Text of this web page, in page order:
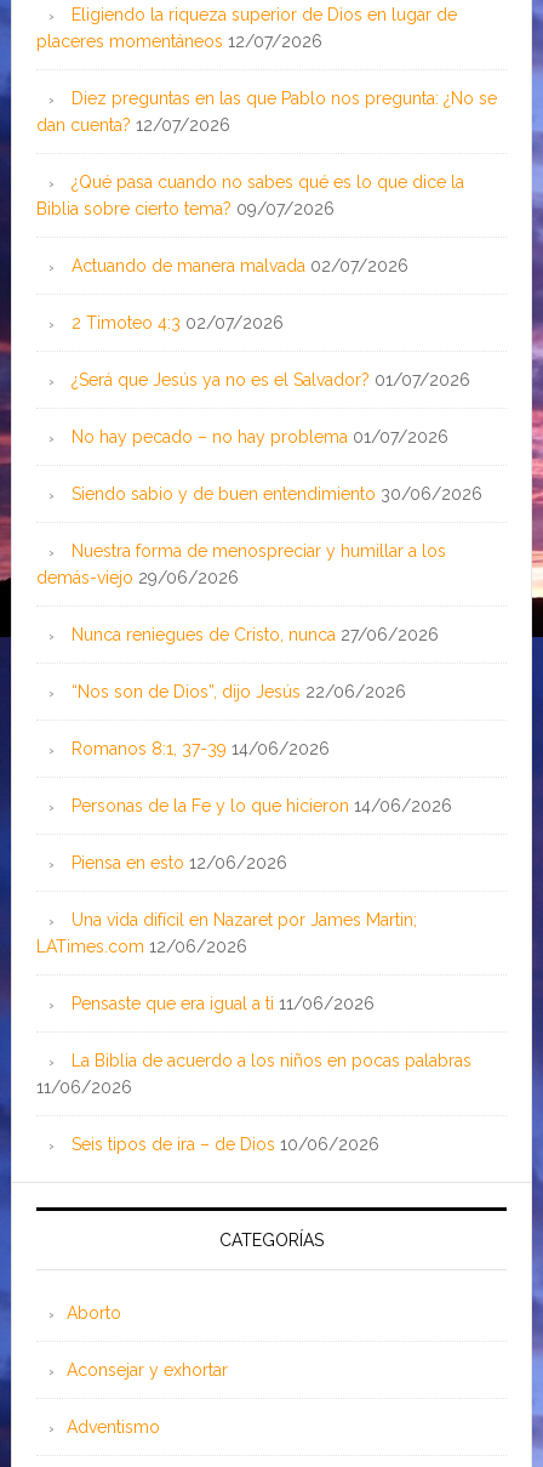
Eligiendo la riqueza superior de Dios en lugar de
placeres momentáneos 12/07/2026
Diez preguntas en las que Pablo nos pregunta: ¿No se
dan cuenta? 12/07/2026
¿Qué pasa cuando no sabes qué es lo que dice la
Biblia sobre cierto tema? 09/07/2026
Actuando de manera malvada 02/07/2026
2 Timoteo 4:3 02/07/2026
¿Será que Jesús ya no es el Salvador? 01/07/2026
No hay pecado – no hay problema 01/07/2026
Siendo sabio y de buen entendimiento 30/06/2026
Nuestra forma de menospreciar y humillar a los
demás-viejo 29/06/2026
Nunca reniegues de Cristo, nunca 27/06/2026
“Nos son de Dios”, dijo Jesús 22/06/2026
Romanos 8:1, 37-39 14/06/2026
Personas de la Fe y lo que hicieron 14/06/2026
Piensa en esto 12/06/2026
Una vida difícil en Nazaret por James Martin;
LATimes.com 12/06/2026
Pensaste que era igual a ti 11/06/2026
La Biblia de acuerdo a los niños en pocas palabras
11/06/2026
Seis tipos de ira – de Dios 10/06/2026
CATEGORÍAS
Aborto
Aconsejar y exhortar
Adventismo